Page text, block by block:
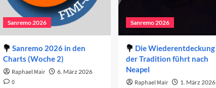
Sanremo 2026
Sanremo 2026 in den
Charts (Woche 2)
Raphael Mair 6. März 2026
0
Sanremo 2026
Die Wiederentdeckung
der Tradition führt nach
Neapel
Raphael Mair 1. März 2026